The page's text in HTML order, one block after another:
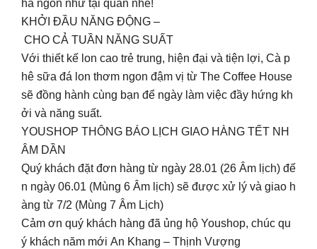
hà ngon như tại quán nhé!
KHỞI ĐẦU NĂNG ĐỘNG –
CHO CẢ TUẦN NĂNG SUẤT
Với thiết kế lon cao trẻ trung, hiện đại và tiện lợi, Cà p
hê sữa đá lon thơm ngon đậm vị từ The Coffee House
sẽ đồng hành cùng bạn để ngày làm việc đầy hứng kh
ởi và năng suất.
YOUSHOP THÔNG BÁO LỊCH GIAO HÀNG TẾT NH
ÂM DẦN
Quý khách đặt đơn hàng từ ngày 28.01 (26 Âm lịch) đế
n ngày 06.01 (Mùng 6 Âm lịch) sẽ được xử lý và giao h
àng từ 7/2 (Mùng 7 Âm Lịch)
Cảm ơn quý khách hàng đã ủng hộ Youshop, chúc qu
ý khách năm mới An Khang – Thịnh Vượng